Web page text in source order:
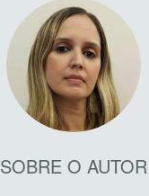
SOBRE O AUTOR